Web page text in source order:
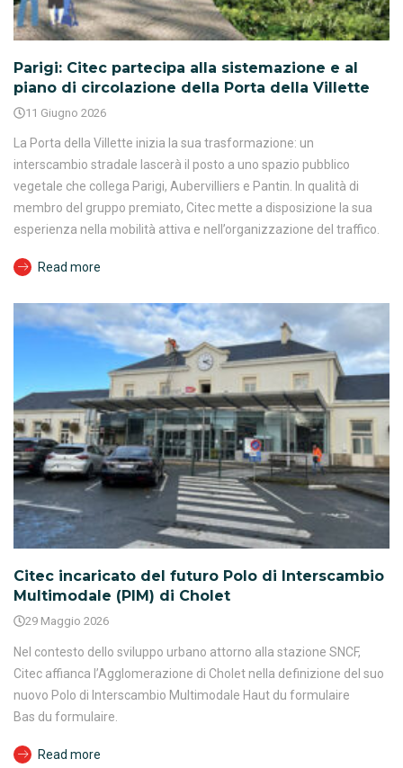
Parigi: Citec partecipa alla sistemazione e al
piano di circolazione della Porta della Villette
11 Giugno 2026
La Porta della Villette inizia la sua trasformazione: un
interscambio stradale lascerà il posto a uno spazio pubblico
vegetale che collega Parigi, Aubervilliers e Pantin. In qualità di
membro del gruppo premiato, Citec mette a disposizione la sua
esperienza nella mobilità attiva e nell’organizzazione del traffico.
Read more
Citec incaricato del futuro Polo di Interscambio
Multimodale (PIM) di Cholet
29 Maggio 2026
Nel contesto dello sviluppo urbano attorno alla stazione SNCF,
Citec affianca l’Agglomerazione di Cholet nella definizione del suo
nuovo Polo di Interscambio Multimodale Haut du formulaire
Bas du formulaire.
Read more